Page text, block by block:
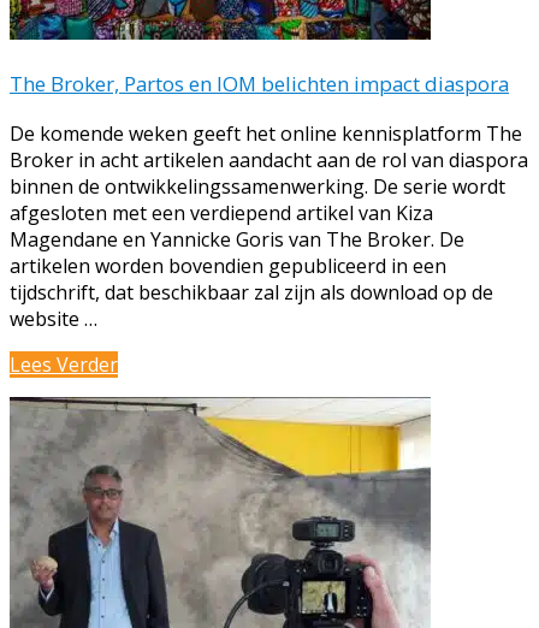
The Broker, Partos en IOM belichten impact diaspora
De komende weken geeft het online kennisplatform The
Broker in acht artikelen aandacht aan de rol van diaspora
binnen de ontwikkelingssamenwerking. De serie wordt
afgesloten met een verdiepend artikel van Kiza
Magendane en Yannicke Goris van The Broker. De
artikelen worden bovendien gepubliceerd in een
tijdschrift, dat beschikbaar zal zijn als download op de
website …
The
Partos
IOM
belichten
impact
diaspora
Lees Verder